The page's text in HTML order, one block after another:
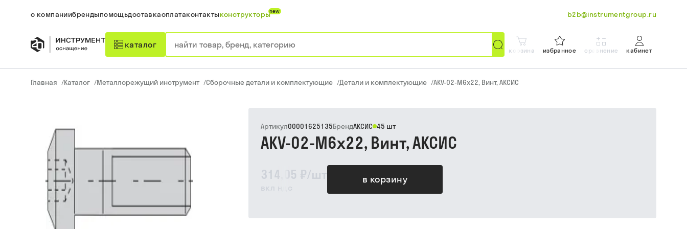
о компаниибрендыпомощьдоставкаоплатаконтактыконструкторыnew b2b@instrumentgroup.ru
каталог
корзина избранное сравнение кабинет
Главная /Каталог /Металлорежущий инструмент /Сборочные детали и комплектующие /Детали и комплектующие /AKV-02-M6x22, Винт, АКСИС
314,05 ₽/шт
вкл ндс
в корзину
Артикул00001625135БрендАКСИС 45 шт
AKV-02-M6x22, Винт, АКСИС